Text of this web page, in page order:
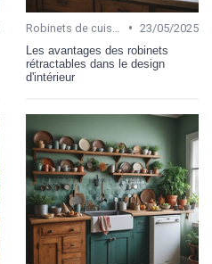
Robinets de cuisine • 23/05/2025
Les avantages des robinets
rétractables dans le design
d'intérieur